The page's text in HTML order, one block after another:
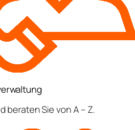
beraten Sie von A – Z.